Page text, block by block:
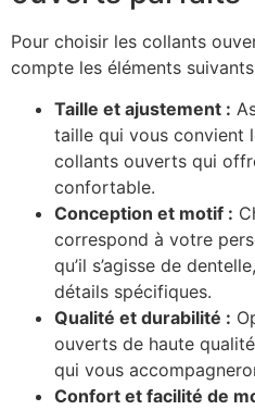
Pour choisir les collants
compte les éléments
Taille et ajustement :
taille qui vous convient
collants ouverts qui
confortable.
Conception et motif :
correspond à votre
qu’il s’agisse de
détails spécifiques.
Qualité et durabilité :
ouverts de haute
qui vous
Confort et facilité de